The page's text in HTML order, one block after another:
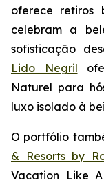
oferece retiros
celebram a
sofisticação
Lido Negril
Naturel para
luxo isolado à
O portfólio
& Resorts by
Vacation Like